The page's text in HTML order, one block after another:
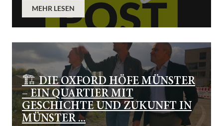
MEHR LESEN
🏗️ DIE OXFORD HÖFE MÜNSTER
– EIN QUARTIER MIT
GESCHICHTE UND ZUKUNFT IN
MÜNSTER ...